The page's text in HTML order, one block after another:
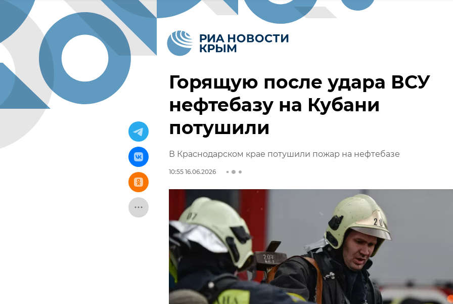
Горящую после удара ВСУ
нефтебазу на Кубани
потушили
В Краснодарском крае потушили пожар на нефтебазе
10:55 16.06.2026